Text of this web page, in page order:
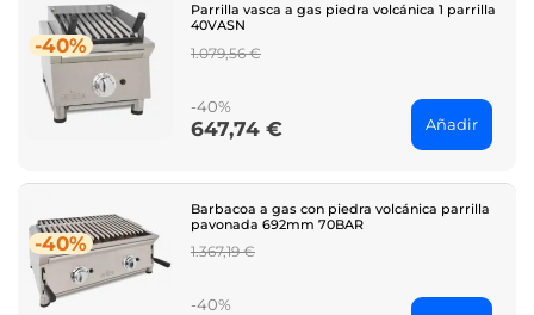
-40%
Parrilla vasca a gas piedra volcánica 1 parrilla
40VASN
Regular
1.079,56 €
-40%
Price
647,74 € Añadir
-40%
Barbacoa a gas con piedra volcánica parrilla
pavonada 692mm 70BAR
Regular
1.367,19 €
-40%